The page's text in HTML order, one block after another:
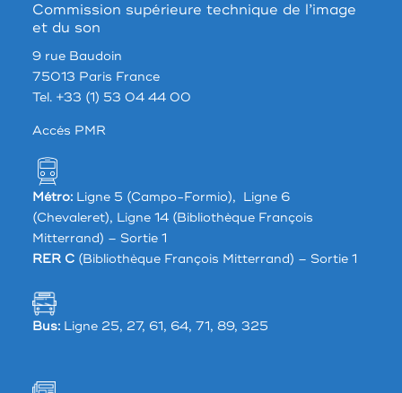
Commission supérieure technique de l’image
et du son
9 rue Baudoin
75013 Paris France
Tel. +33 (1) 53 04 44 00
Accés PMR
Métro:Ligne 5 (Campo-Formio), Ligne 6
(Chevaleret), Ligne 14 (Bibliothèque François
Mitterrand) – Sortie 1
RER C(Bibliothèque François Mitterrand) – Sortie 1
Bus:Ligne 25, 27, 61, 64, 71, 89, 325